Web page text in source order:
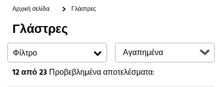
Αναζήτηση
Αρχική σελίδα Γλάστρες
Γλάστρες
Φίλτρο
12από 23Προβεβλημένα αποτελέσματα: